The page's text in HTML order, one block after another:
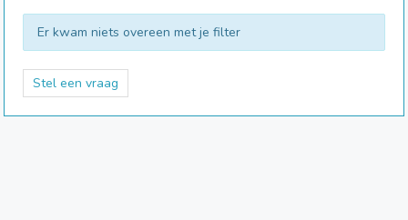
Er kwam niets overeen met je filter
Stel een vraag